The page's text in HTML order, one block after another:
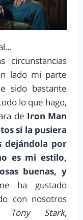
circunstancias
lado mi parte
sido bastante
lo que hago,
de Iron Man
si la pusiera
dejándola por
es mi estilo,
buenas, y
ha gustado
con nosotros
Tony Stark,